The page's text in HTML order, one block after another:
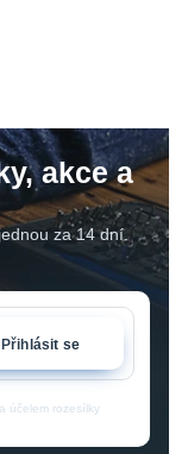
akce a
za 14 dní.
Přihlásit se
účelem rozesílky